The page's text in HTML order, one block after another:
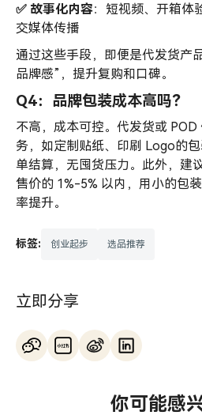
✅ 故事化内容：短视频、开箱体
交媒体传播
通过这些手段，即便是代发货产
品牌感”，提升复购和口碑。
Q4：品牌包装成本高吗？
不高，成本可控。代发货或
务，如定制贴纸、印刷 Logo的
单结算，无囤货压力。此外，建
售价的 1%-5% 以内，用小的包
率提升。
标签: 创业起步 选品推荐
立即分享
你可能感